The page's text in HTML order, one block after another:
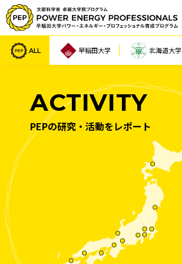
ALL 早稲田大学 北海道大学
ACTIVITY
PEPの研究・活動をレポート